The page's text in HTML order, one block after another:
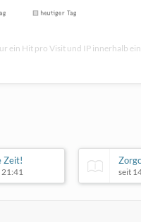
ein Hit pro Visit und IP innerhalb
Zeit!
seit